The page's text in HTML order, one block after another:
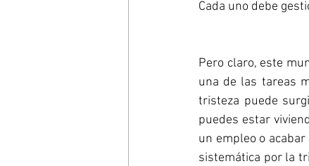
Cada uno debe
Pero claro, este
una de las tareas
tristeza puede
puedes estar
un empleo o
sistemática por la